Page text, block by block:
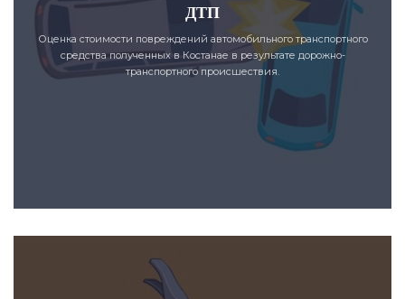
ДТП
Оценка стоимости повреждений автомобильного транспортного
средства полученных в Костанае в результате дорожно-
транспортного происшествия.